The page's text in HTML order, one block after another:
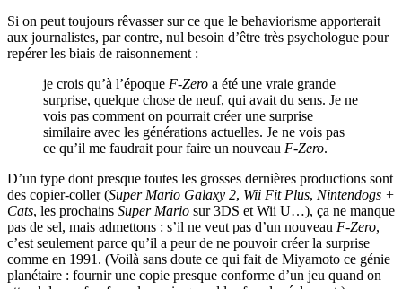
Si on peut toujours rêvasser sur ce que le behaviorisme apporterait
aux journalistes, par contre, nul besoin d’être très psychologue pour
repérer les biais de raisonnement :
je crois qu’à l’époque F-Zero a été une vraie grande
surprise, quelque chose de neuf, qui avait du sens. Je ne
vois pas comment on pourrait créer une surprise
similaire avec les générations actuelles. Je ne vois pas
ce qu’il me faudrait pour faire un nouveau F-Zero.
D’un type dont presque toutes les grosses dernières productions sont
des copier-coller (Super Mario Galaxy 2, Wii Fit Plus, Nintendogs +
Cats, les prochains Super Mario sur 3DS et Wii U…), ça ne manque
pas de sel, mais admettons : s’il ne veut pas d’un nouveau F-Zero,
c’est seulement parce qu’il a peur de ne pouvoir créer la surprise
comme en 1991. (Voilà sans doute ce qui fait de Miyamoto ce génie
planétaire : fournir une copie presque conforme d’un jeu quand on